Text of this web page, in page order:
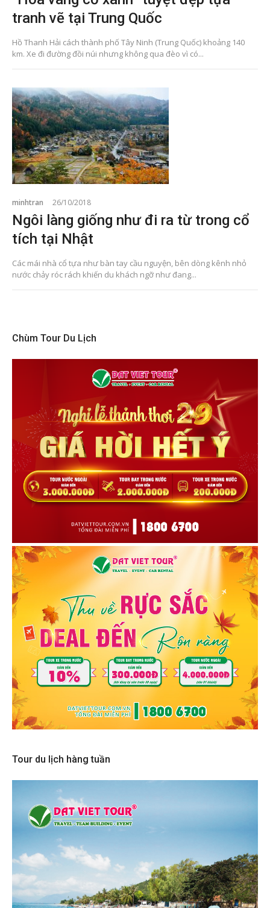
tranh vẽ tại Trung Quốc
Hồ Thanh Hải cách thành phố Tây Ninh (Trung Quốc) khoảng 140
km. Xe đi đường đồi núi nhưng không qua đèo vì có...
minhtran 26/10/2018
Ngôi làng giống như đi ra từ trong cổ
tích tại Nhật
Các mái nhà cổ tựa như bàn tay cầu nguyện, bên dòng kênh nhỏ
nước chảy róc rách khiến du khách ngỡ như đang...
Chùm Tour Du Lịch
Tour du lịch hàng tuần